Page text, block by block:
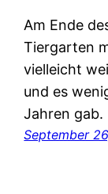
Am Ende
Tiergarten
vielleicht
und es
Jahren gab.
September